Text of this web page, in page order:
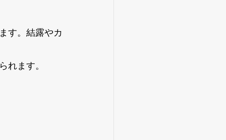
す。結露やカ
れます。